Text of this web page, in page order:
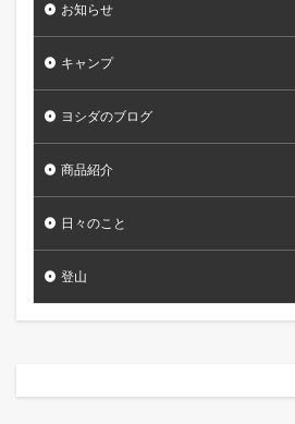
お知らせ
キャンプ
ヨシダのブログ
商品紹介
日々のこと
登山